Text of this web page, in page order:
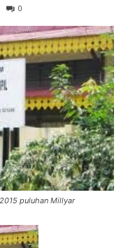
0
puluhan Millyar